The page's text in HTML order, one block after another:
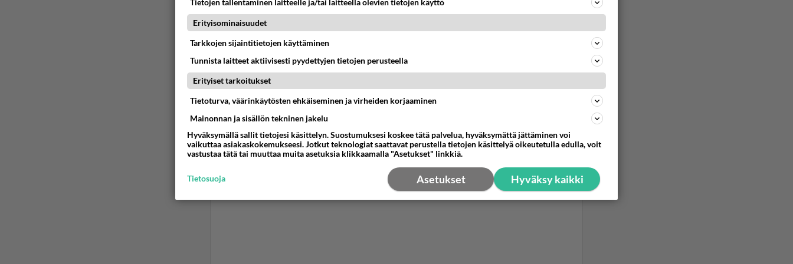
nonna-84
2009-12-20 11:04:12
sitten sieltä haaveillaan kaikkea mahdollista. Tietää kyllä tokikin, että
kaikkea ei voi saada (eikä edes pukki tuoda ;) !!), mutta siinäpähän ihailee
niitä. Ja niitä luetaan vielä kauan joulun jälkeenkin! itseasiassa heitin risat
Äänestä Kommentoi
Tietojen tallentaminen laitteelle ja/tai laitteella olevien tietojen käyttö
Erityisominaisuudet
Tarkkojen sijaintitietojen käyttäminen
Tunnista laitteet aktiivisesti pyydettyjen tietojen perusteella
Erityiset tarkoitukset
Tietoturva, väärinkäytösten ehkäiseminen ja virheiden korjaaminen
Mainonnan ja sisällön tekninen jakelu
Hyväksymällä sallit tietojesi käsittelyn. Suostumuksesi koskee tätä palvelua, hyväksymättä jättäminen voi
vaikuttaa asiakaskokemukseesi. Jotkut teknologiat saattavat perustella tietojen käsittelyä oikeutetulla edulla, voit
vastustaa tätä tai muuttaa muita asetuksia klikkaamalla "Asetukset" linkkiä.
Hyväksy kaikki
Asetukset
Tietosuoja